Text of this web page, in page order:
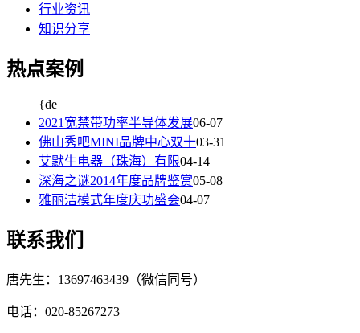
行业资讯
知识分享
热点案例
{de
2021宽禁带功率半导体发展06-07
佛山秀吧MINI品牌中心双十03-31
艾默生电器（珠海）有限04-14
深海之谜2014年度品牌鉴赏05-08
雅丽洁模式年度庆功盛会04-07
联系我们
唐先生：13697463439（微信同号）
电话：020-85267273